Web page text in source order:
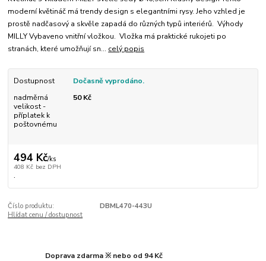
moderní květináč má trendy design s elegantními rysy. Jeho vzhled je
prostě nadčasový a skvěle zapadá do různých typů interiérů. Výhody
MILLY Vybaveno vnitřní vložkou. Vložka má praktické rukojeti po
stranách, které umožňují sn... celý popis
Dostupnost
Dočasně vyprodáno.
nadměrná
velikost -
příplatek k
poštovnému
50 Kč
494 Kč/ks
408 Kč bez DPH
.
Číslo produktu:
DBML470-443U
Hlídat cenu / dostupnost
Doprava zdarma ※ nebo od 94 Kč